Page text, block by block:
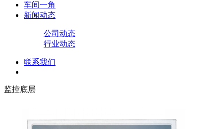
车间一角
新闻动态
公司动态
行业动态
联系我们
监控底层